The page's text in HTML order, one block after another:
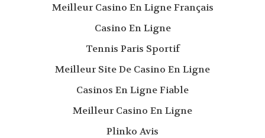
Meilleur Casino En Ligne Français
Casino En Ligne
Tennis Paris Sportif
Meilleur Site De Casino En Ligne
Casinos En Ligne Fiable
Meilleur Casino En Ligne
Plinko Avis